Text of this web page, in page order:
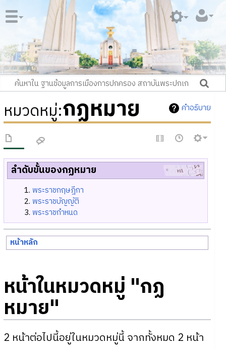
คำอธิบาย
หมวดหมู่:กฏหมาย
ลำดับขั้นของกฏหมาย
พระราชกฤษฎีกา
พระราชบัญญัติ
พระราชกำหนด
หน้าหลัก
หน้าในหมวดหมู่ "กฏ
หมาย"
2 หน้าต่อไปนี้อยู่ในหมวดหมู่นี้ จากทั้งหมด 2 หน้า